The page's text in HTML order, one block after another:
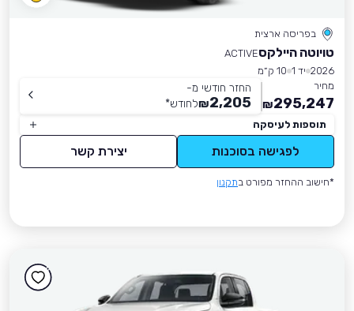
בפריסה ארצית
טויוטה היילקסACTIVE
2026 יד 1
10 ק״מ
מחיר
295,247
₪
החזר חודשי מ-
2,205
₪לחודש*
תוספות לעיסקה
לפגישה בסוכנות יצירת קשר
*חישוב ההחזר מפורט בתקנון